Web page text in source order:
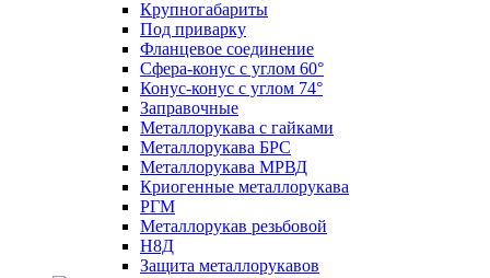
Крупногабариты
Под приварку
Фланцевое соединение
Сфера-конус с углом 60°
Конус-конус с углом 74°
Заправочные
Металлорукава с гайками
Металлорукава БРС
Металлорукава МРВД
Криогенные металлорукава
РГМ
Металлорукав резьбовой
Н8Д
Защита металлорукавов